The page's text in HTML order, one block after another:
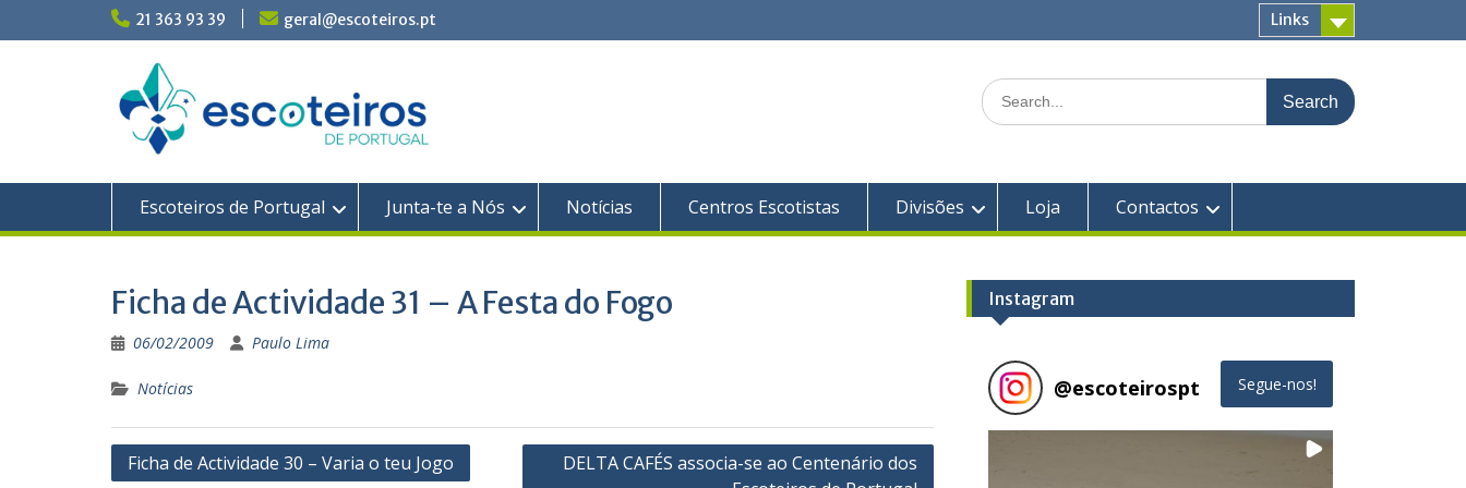
21 363 93 39 geral@escoteiros.pt Links
Search
for:
Escoteiros de Portugal Junta-te a Nós Notícias Centros Escotistas Divisões Loja Contactos
Ficha de Actividade 31 – A Festa do Fogo
06/02/2009 Paulo Lima
Notícias
Navegação
Ficha de Actividade 30 – Varia o teu Jogo
DELTA CAFÉS associa-se ao Centenário dos
Instagram
@escoteirospt Segue-nos!